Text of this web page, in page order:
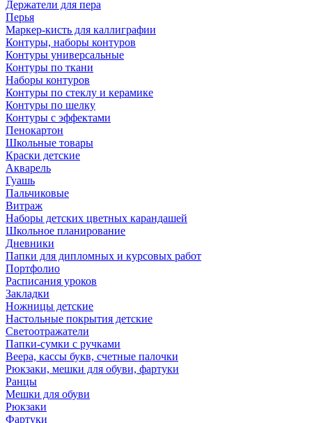
Держатели для пера
Перья
Маркер-кисть для каллиграфии
Контуры, наборы контуров
Контуры универсальные
Контуры по ткани
Наборы контуров
Контуры по стеклу и керамике
Контуры по шелку
Контуры с эффектами
Пенокартон
Школьные товары
Краски детские
Акварель
Гуашь
Пальчиковые
Витраж
Наборы детских цветных карандашей
Школьное планирование
Дневники
Папки для дипломных и курсовых работ
Портфолио
Расписания уроков
Закладки
Ножницы детские
Настольные покрытия детские
Светоотражатели
Папки-сумки с ручками
Веера, кассы букв, счетные палочки
Рюкзаки, мешки для обуви, фартуки
Ранцы
Мешки для обуви
Рюкзаки
Фартуки